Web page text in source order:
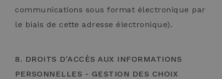
communications sous format électronique par
le biais de cette adresse électronique).
8. DROITS D'ACCÈS AUX INFORMATIONS
PERSONNELLES - GESTION DES CHOIX